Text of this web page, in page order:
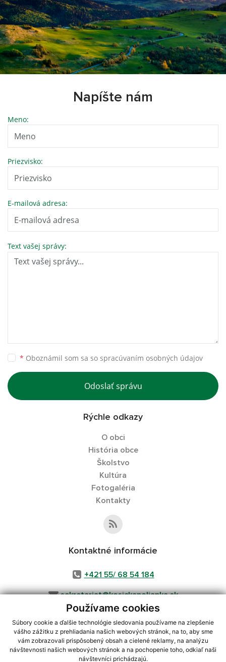
Používame cookies
Súbory cookie a ďalšie technológie sledovania používame na zlepšenie
vášho zážitku z prehliadania našich webových stránok, na to, aby sme
vám zobrazovali prispôsobený obsah a cielené reklamy, na analýzu
návštevnosti našich webových stránok a na pochopenie toho, odkiaľ naši
návštevníci prichádzajú.
Napíšte nám
Meno:
Priezvisko:
E-mailová adresa:
Text vašej správy:
* Oboznámil som sa so spracúvaním osobných údajov
Odoslať správu
Rýchle odkazy
O obci
História obce
Školstvo
Kultúra
Fotogaléria
Kontakty
Kontaktné informácie
+421 55/ 68 54 184
sekretariat@kosickapolianka.sk
využite možnosť získavania aktuálnych informácií s využitím RSS
CMS systém (redakčný) systém ECHELON 2,Mapa stránok,web portál
webex.digital, s.r.o.,domény,registrácia domény